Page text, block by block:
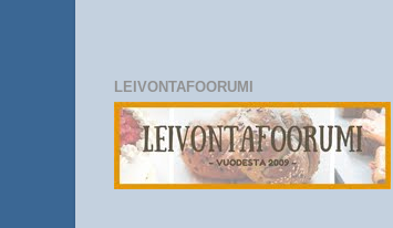
LEIVONTAFOORUMI